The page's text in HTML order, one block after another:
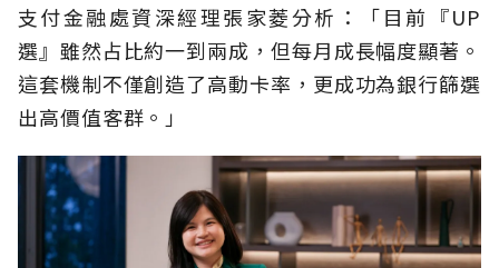
支付金融處資深經理張家菱分析：「目前『UP
選』雖然占比約一到兩成，但每月成長幅度顯著。
這套機制不僅創造了高動卡率，更成功為銀行篩選
出高價值客群。」